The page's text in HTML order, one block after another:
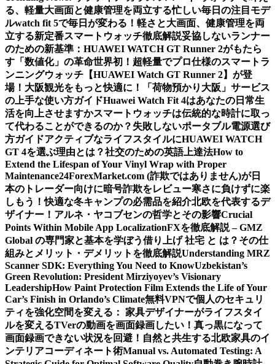
る、軽量大画面と健康管理を両立する忙しい毎日の注目モデ
ルwatch fit 5で毎日が変わる！軽さと大画面、健康管理を両
立する新定番スマートウォッチ徹底解説妥協しないランナー
のための新基準：HUAWEI WATCH GT Runner 2がもたら
す「数値化」の革命世界初！超軽量でプロ仕様のスマートラ
ンニングウォッチ【HUAWEI Watch GT Runner 2】が登
場！ 大阪観光をもっと快適に！「荷物預かり大阪」サービス
の上手な使い方ガイドHuawei Watch Fit 4はあなたの日常生
活を向上させますかスマートウォッチは伝統的な時計に取っ
て代わることができるのか？ 失敗しないポータブル電源選び
方ガイドアクティブなライフスタイルにHUAWEI WATCH
GT 4を選ぶ理由とは？社交のための英語上達法How to
Extend the Lifespan of Your Vinyl Wrap with Proper
Maintenance24ForexMarket.com (詐欺ではありません)が日
本のトレーダー向けに暗号詐欺をレビュー寒さに負けずに楽
しもう！快適な冬キャンプの必需品を紹介北欧を代表するデ
ザイナー！アルネ・ヤコブセンの哲学とその影響Crucial
Points Within Mobile App LocalizationFXを徹底解説 – GMZ
Global の専門家と基本を学ぼう借り上げ 社宅 と は？その仕
組みとメリット・デメリットを徹底解説Understanding MRZ
Scanner SDK: Everything You Need to KnowUzbekistan’s
Green Revolution: President Mirziyoyev’s Visionary
LeadershipHow Paint Protection Film Extends the Life of Your
Car’s Finish in Orlando’s Climate無料VPNで個人のセキュリ
ティを強化空間を変える： 家具デザイナーがライフスタイ
ルを変えるTVerの動画を画面録画したい！真っ黒になって
画面録画できない状況を回避！ 自然と共生する北欧家具のイ
ンテリアコーディネート術Manual vs. Automated Testing: A